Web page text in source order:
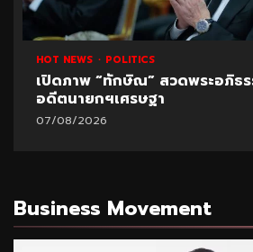
HOT NEWS POLITICS
เปิดภาพ “ทักษิณ” สวดพระอภิธ
อดีตนายกฯเศรษฐา
07/08/2026
Business Movement